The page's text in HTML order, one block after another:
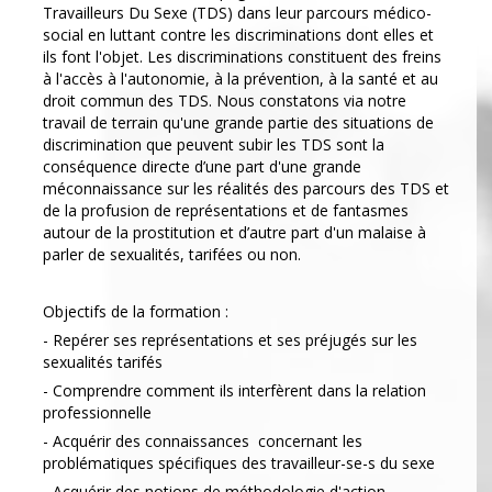
Travailleurs Du Sexe (TDS) dans leur parcours médico-
social en luttant contre les discriminations dont elles et
ils font l'objet. Les discriminations constituent des freins
à l'accès à l'autonomie, à la prévention, à la santé et au
droit commun des TDS. Nous constatons via notre
travail de terrain qu'une grande partie des situations de
discrimination que peuvent subir les TDS sont la
conséquence directe d’une part d'une grande
méconnaissance sur les réalités des parcours des TDS et
de la profusion de représentations et de fantasmes
autour de la prostitution et d’autre part d'un malaise à
parler de sexualités, tarifées ou non.
Objectifs de la formation :
- Repérer ses représentations et ses préjugés sur les
sexualités tarifés
- Comprendre comment ils interfèrent dans la relation
professionnelle
- Acquérir des connaissances concernant les
problématiques spécifiques des travailleur-se-s du sexe